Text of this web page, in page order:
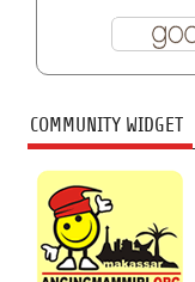
COMMUNITY WIDGET